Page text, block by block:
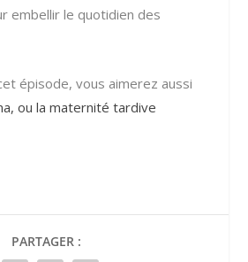
embellir le quotidien des
épisode, vous aimerez aussi
ou la maternité tardive
PARTAGER :